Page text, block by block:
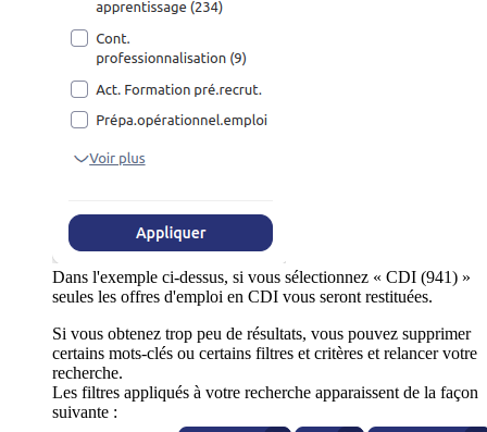
Dans l'exemple ci-dessus, si vous sélectionnez « CDI (941) »
seules les offres d'emploi en CDI vous seront restituées.
Si vous obtenez trop peu de résultats, vous pouvez supprimer
certains mots-clés ou certains filtres et critères et relancer votre
recherche.
Les filtres appliqués à votre recherche apparaissent de la façon
suivante :